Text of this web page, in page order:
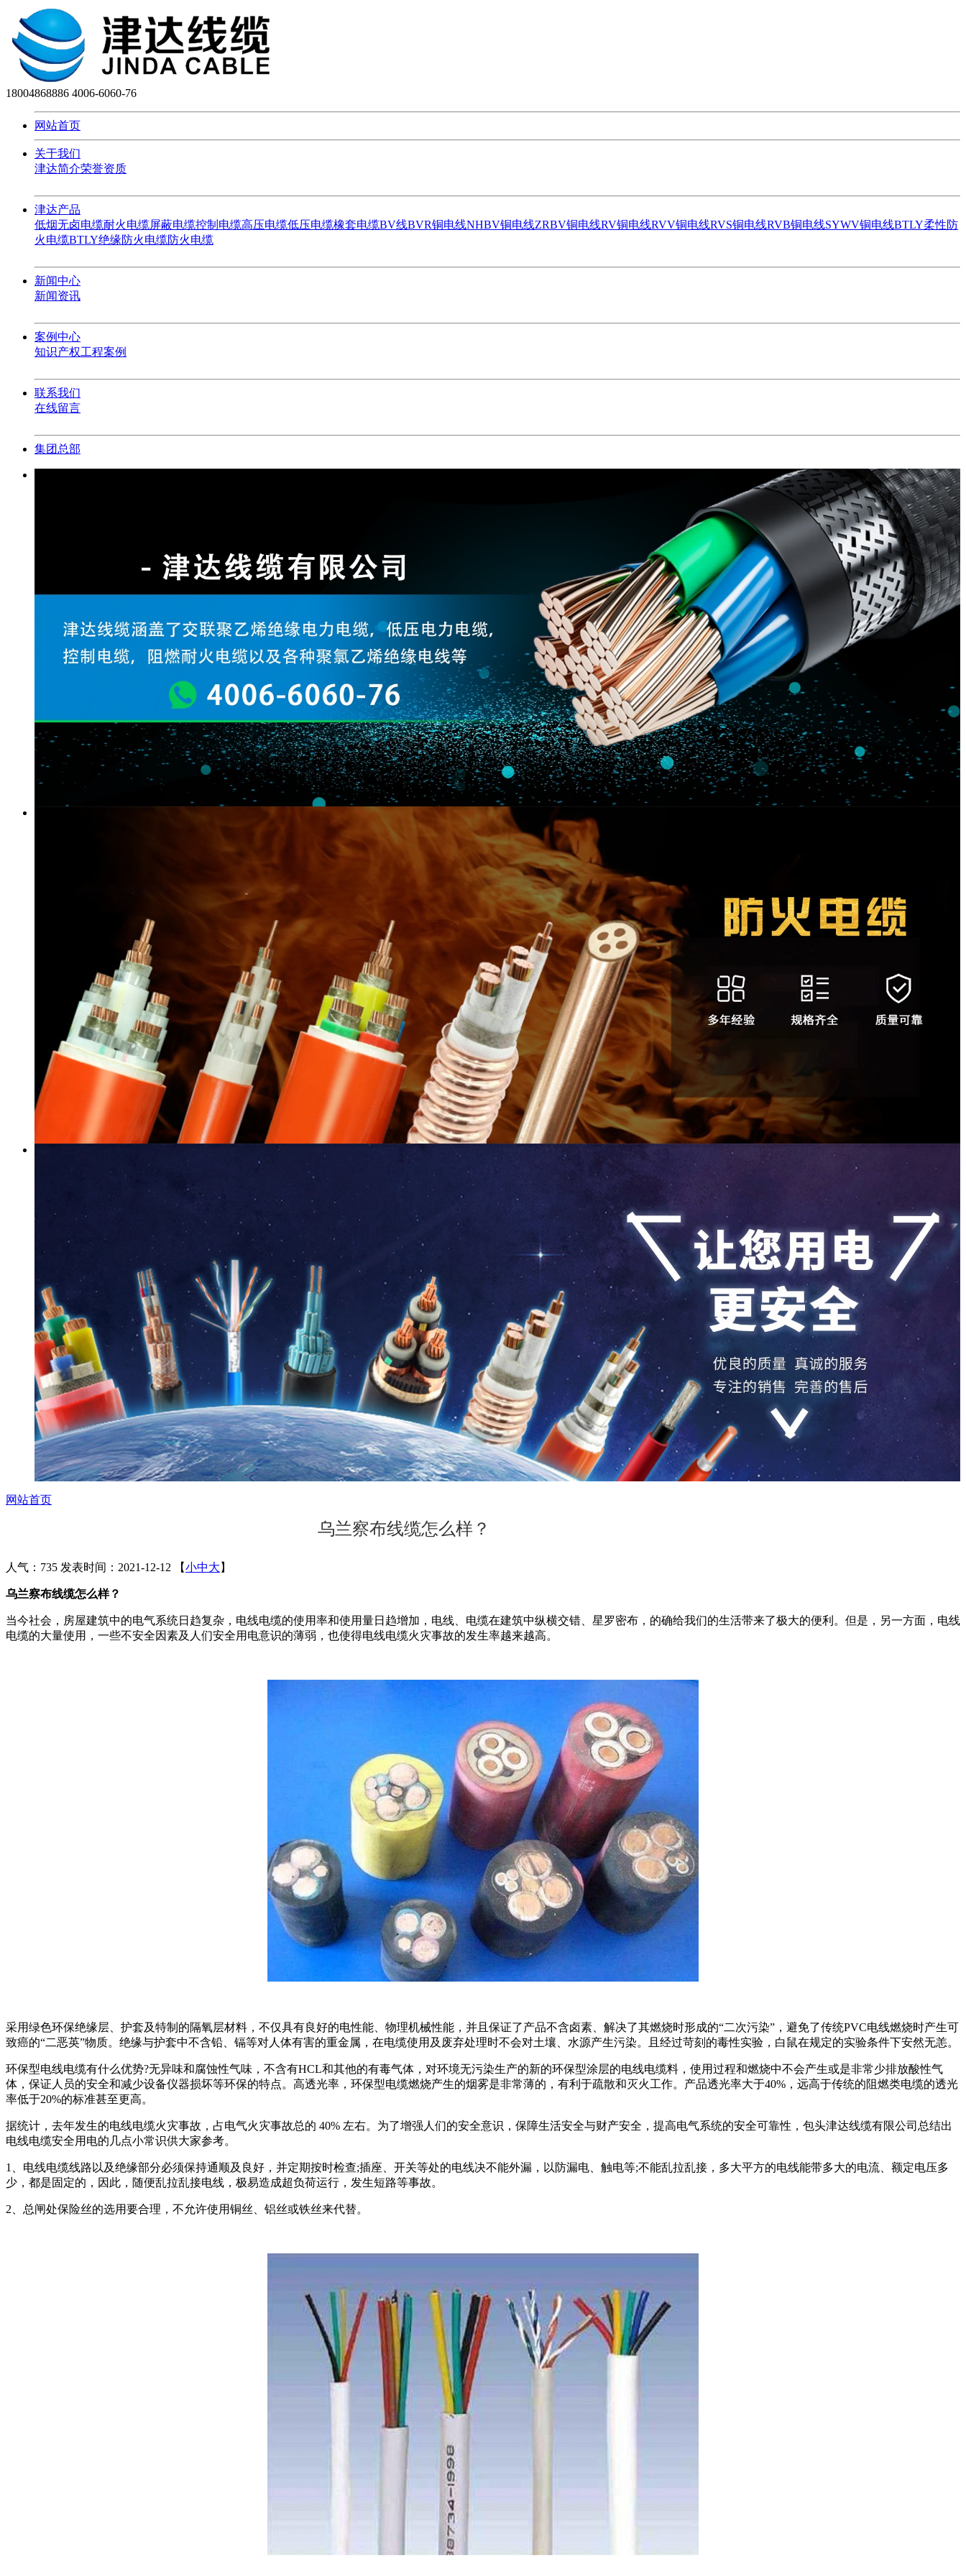
18004868886 4006-6060-76
网站首页
关于我们
津达简介荣誉资质
津达产品
低烟无卤电缆耐火电缆屏蔽电缆控制电缆高压电缆低压电缆橡套电缆BV线BVR铜电线NHBV铜电线ZRBV铜电线RV铜电线RVV铜电线RVS铜电线RVB铜电线SYWV铜电线BTLY柔性防
火电缆BTLY绝缘防火电缆防火电缆
新闻中心
新闻资讯
案例中心
知识产权工程案例
联系我们
在线留言
集团总部
网站首页
乌兰察布线缆怎么样？
人气：735 发表时间：2021-12-12 【小中大 】
乌兰察布线缆怎么样？
当今社会，房屋建筑中的电气系统日趋复杂，电线电缆的使用率和使用量日趋增加，电线、电缆在建筑中纵横交错、星罗密布，的确给我们的生活带来了极大的便利。但是，另一方面，电线
电缆的大量使用，一些不安全因素及人们安全用电意识的薄弱，也使得电线电缆火灾事故的发生率越来越高。
采用绿色环保绝缘层、护套及特制的隔氧层材料，不仅具有良好的电性能、物理机械性能，并且保证了产品不含卤素、解决了其燃烧时形成的“二次污染”，避免了传统PVC电线燃烧时产生可
致癌的“二恶英”物质。绝缘与护套中不含铅、镉等对人体有害的重金属，在电缆使用及废弃处理时不会对土壤、水源产生污染。且经过苛刻的毒性实验，白鼠在规定的实验条件下安然无恙。
环保型电线电缆有什么优势?无异味和腐蚀性气味，不含有HCL和其他的有毒气体，对环境无污染生产的新的环保型涂层的电线电缆料，使用过程和燃烧中不会产生或是非常少排放酸性气
体，保证人员的安全和减少设备仪器损坏等环保的特点。高透光率，环保型电缆燃烧产生的烟雾是非常薄的，有利于疏散和灭火工作。产品透光率大于40%，远高于传统的阻燃类电缆的透光
率低于20%的标准甚至更高。
据统计，去年发生的电线电缆火灾事故，占电气火灾事故总的 40% 左右。为了增强人们的安全意识，保障生活安全与财产安全，提高电气系统的安全可靠性，包头津达线缆有限公司总结出
电线电缆安全用电的几点小常识供大家参考。
1、电线电缆线路以及绝缘部分必须保持通顺及良好，并定期按时检查;插座、开关等处的电线决不能外漏，以防漏电、触电等;不能乱拉乱接，多大平方的电线能带多大的电流、额定电压多
少，都是固定的，因此，随便乱拉乱接电线，极易造成超负荷运行，发生短路等事故。
2、总闸处保险丝的选用要合理，不允许使用铜丝、铝丝或铁丝来代替。